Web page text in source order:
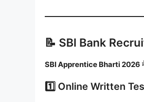
📝 SBI Bank
SBI Apprentice Bharti 2026
1️⃣ Online Written